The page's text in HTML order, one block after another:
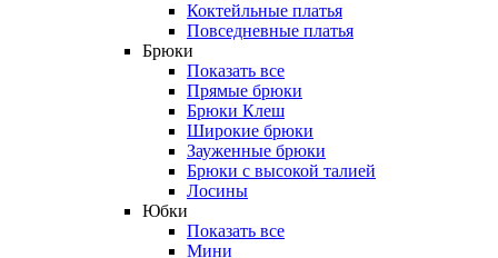
Коктейльные платья
Повседневные платья
Брюки
Показать все
Прямые брюки
Брюки Клеш
Широкие брюки
Зауженные брюки
Брюки с высокой талией
Лосины
Юбки
Показать все
Мини